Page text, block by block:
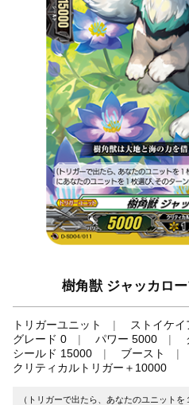
樹角獣 ジャッカロ
トリガーユニット ストイケイ
グレード 0
パワー 5000
シールド 15000
ブースト
クリティカルトリガー＋10000
（トリガーで出たら、あなたのユニット